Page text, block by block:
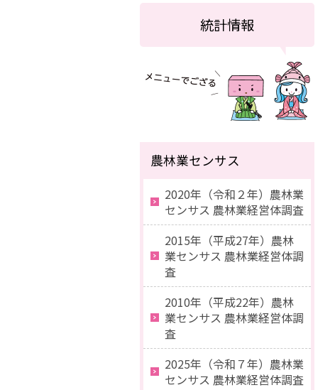
統計情報
農林業センサス
2020年（令和２年）農林業
センサス 農林業経営体調査
2015年（平成27年）農林
業センサス 農林業経営体調
査
2010年（平成22年）農林
業センサス 農林業経営体調
査
2025年（令和７年）農林業
センサス 農林業経営体調査